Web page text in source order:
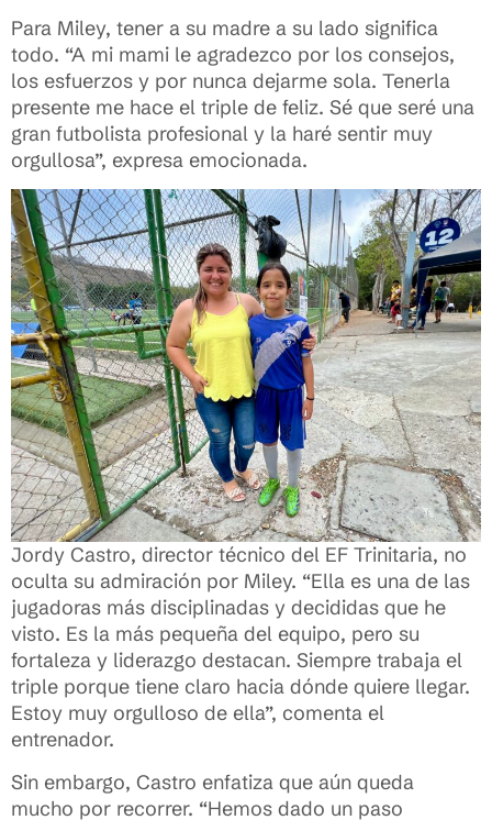
Para Miley, tener a su madre a su lado significa
todo. “A mi mami le agradezco por los consejos,
los esfuerzos y por nunca dejarme sola. Tenerla
presente me hace el triple de feliz. Sé que seré una
gran futbolista profesional y la haré sentir muy
orgullosa”, expresa emocionada.
Jordy Castro, director técnico del EF Trinitaria, no
oculta su admiración por Miley. “Ella es una de las
jugadoras más disciplinadas y decididas que he
visto. Es la más pequeña del equipo, pero su
fortaleza y liderazgo destacan. Siempre trabaja el
triple porque tiene claro hacia dónde quiere llegar.
Estoy muy orgulloso de ella”, comenta el
entrenador.
Sin embargo, Castro enfatiza que aún queda
mucho por recorrer. “Hemos dado un paso